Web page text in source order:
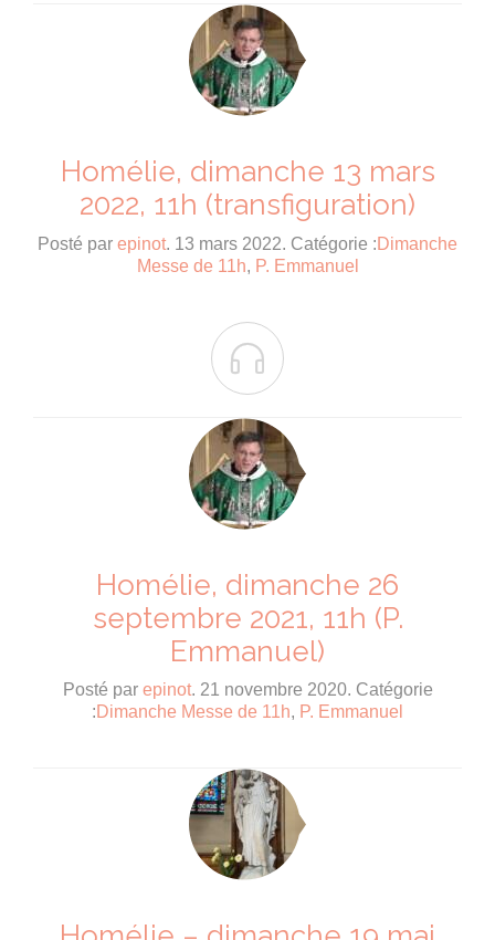
Homélie, dimanche 13 mars
2022, 11h (transfiguration)
Posté par epinot. 13 mars 2022. Catégorie : Dimanche
Messe de 11h, P. Emmanuel

Homélie, dimanche 26
septembre 2021, 11h (P.
Emmanuel)
Posté par epinot. 21 novembre 2020. Catégorie
: Dimanche Messe de 11h, P. Emmanuel